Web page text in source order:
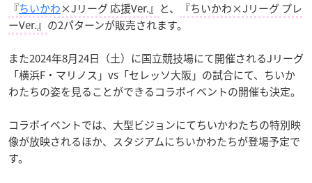
『ちいかわ×Jリーグ 応援Ver.』 と、
『ちいかわ×Jリーグ プレ
ーVer.』 の2パターンが販売されます。
また2024年8月24日（土）に国立競技場にて開催されるJリーグ
「横浜F・マリノス」vs「セレッソ大阪」の試合にて、ちいか
わたちの姿を見ることができるコラボイベントの開催も決定。
コラボイベントでは、大型ビジョンにてちいかわたちの特別映
像が放映されるほか、スタジアムにちいかわたちが登場予定で
す。